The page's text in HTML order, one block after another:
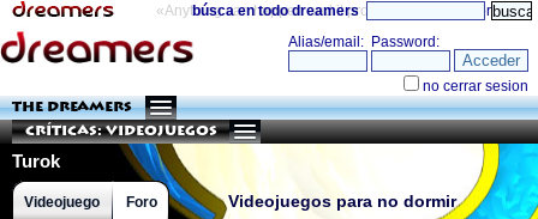
«Anything can happen and it probably will» directorio
búsca en todo dreamers
THE DREAMERS
Críticas: Videojuegos
Turok
Videojuegos para no dormir
Videojuego Foro